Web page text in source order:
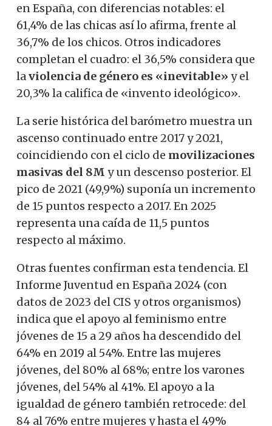
en España, con diferencias notables: el
61,4% de las chicas así lo afirma, frente al
36,7% de los chicos. Otros indicadores
completan el cuadro: el 36,5% considera que
laviolencia de género es «inevitable» y el
20,3% la califica de «invento ideológico».
La serie histórica del barómetro muestra un
ascenso continuado entre 2017 y 2021,
coincidiendo con el ciclo de movilizaciones
masivas del 8M y un descenso posterior. El
pico de 2021 (49,9%) suponía un incremento
de 15 puntos respecto a 2017. En 2025
representa una caída de 11,5 puntos
respecto al máximo.
Otras fuentes confirman esta tendencia. El
Informe Juventud en España 2024 (con
datos de 2023 del CIS y otros organismos)
indica que el apoyo al feminismo entre
jóvenes de 15 a 29 años ha descendido del
64% en 2019 al 54%. Entre las mujeres
jóvenes, del 80% al 68%; entre los varones
jóvenes, del 54% al 41%. El apoyo a la
igualdad de género también retrocede: del
84 al 76% entre mujeres y hasta el 49%